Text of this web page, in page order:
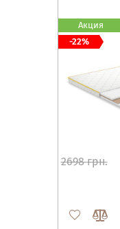
2698 грн.
Акция
-22%